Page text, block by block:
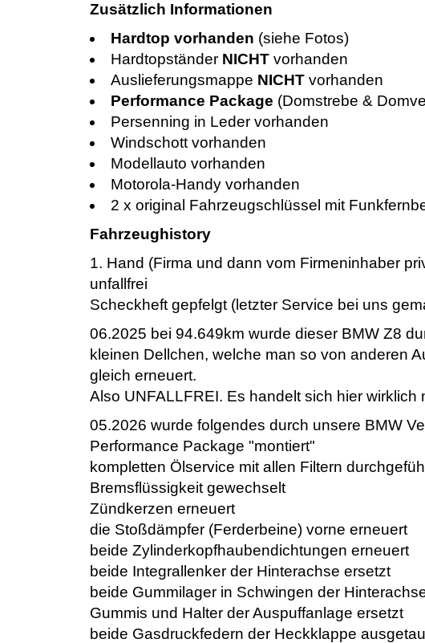
Zusätzlich Informationen
Hardtop vorhanden (siehe Fotos)
Hardtopständer NICHTvorhanden
Auslieferungsmappe NICHTvorhanden
Performance Package (Domstrebe &
Persenning in Leder vorhanden
Windschott vorhanden
Modellauto vorhanden
Motorola-Handy vorhanden
2 x original Fahrzeugschlüssel mit
Fahrzeughistory
1. Hand (Firma und dann vom Firmeninhaber
unfallfrei
Scheckheft gepfelgt (letzter Service bei uns
06.2025 bei 94.649km wurde dieser BMW Z8
kleinen Dellchen, welche man so von anderen
gleich erneuert.
Also UNFALLFREI. Es handelt sich hier
05.2026 wurde folgendes durch unsere BMW
Performance Package "montiert"
kompletten Ölservice mit allen Filtern
Bremsflüssigkeit gewechselt
Zündkerzen erneuert
die Stoßdämpfer (Ferderbeine) vorne erneuert
beide Zylinderkopfhaubendichtungen erneuert
beide Integrallenker der Hinterachse ersetzt
beide Gummilager in Schwingen der
Gummis und Halter der Auspuffanlage ersetzt
beide Gasdruckfedern der Heckklappe